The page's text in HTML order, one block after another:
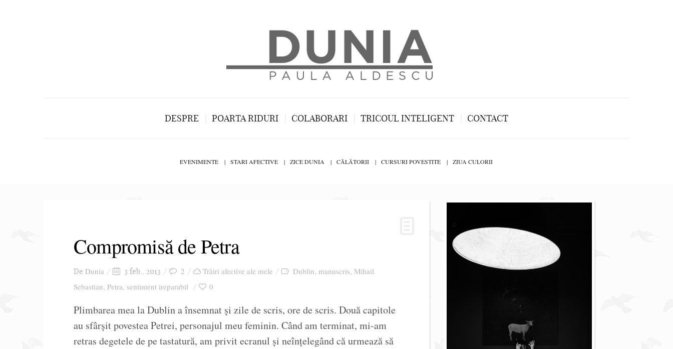
DESPRE POARTA RIDURI COLABORARI TRICOUL INTELIGENT CONTACT
EVENIMENTE STARI AFECTIVE ZICE DUNIA CĂLĂTORII CURSURI POVESTITE ZIUA CULORII
Compromisă de Petra
De Dunia 3 feb., 2013 2 Trăiri afective ale mele Dublin, manuscris, Mihail
Sebastian, Petra, sentiment ireparabil 0
Plimbarea mea la Dublin a însemnat și zile de scris, ore de scris. Două capitole
au sfârșit povestea Petrei, personajul meu feminin. Când am terminat, mi-am
retras degetele de pe tastatură, am privit ecranul și neînțelegând că urmează să